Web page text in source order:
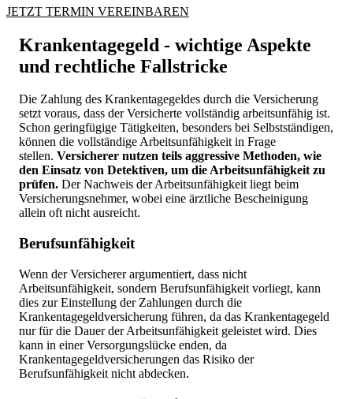
JETZT TERMIN VEREINBAREN
Krankentagegeld - wichtige Aspekte
und rechtliche Fallstricke
Die Zahlung des Krankentagegeldes durch die Versicherung
setzt voraus, dass der Versicherte vollständig arbeitsunfähig ist.
Schon geringfügige Tätigkeiten, besonders bei Selbstständigen,
können die vollständige Arbeitsunfähigkeit in Frage
stellen. Versicherer nutzen teils aggressive Methoden, wie
den Einsatz von Detektiven, um die Arbeitsunfähigkeit zu
prüfen. Der Nachweis der Arbeitsunfähigkeit liegt beim
Versicherungsnehmer, wobei eine ärztliche Bescheinigung
allein oft nicht ausreicht.
Berufsunfähigkeit
Wenn der Versicherer argumentiert, dass nicht
Arbeitsunfähigkeit, sondern Berufsunfähigkeit vorliegt, kann
dies zur Einstellung der Zahlungen durch die
Krankentagegeldversicherung führen, da das Krankentagegeld
nur für die Dauer der Arbeitsunfähigkeit geleistet wird. Dies
kann in einer Versorgungslücke enden, da
Krankentagegeldversicherungen das Risiko der
Berufsunfähigkeit nicht abdecken.